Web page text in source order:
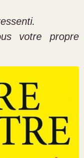
votre propre